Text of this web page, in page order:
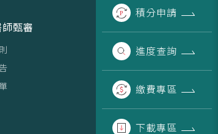
積分申請
進度查詢
繳費專區
下載專區
甄審